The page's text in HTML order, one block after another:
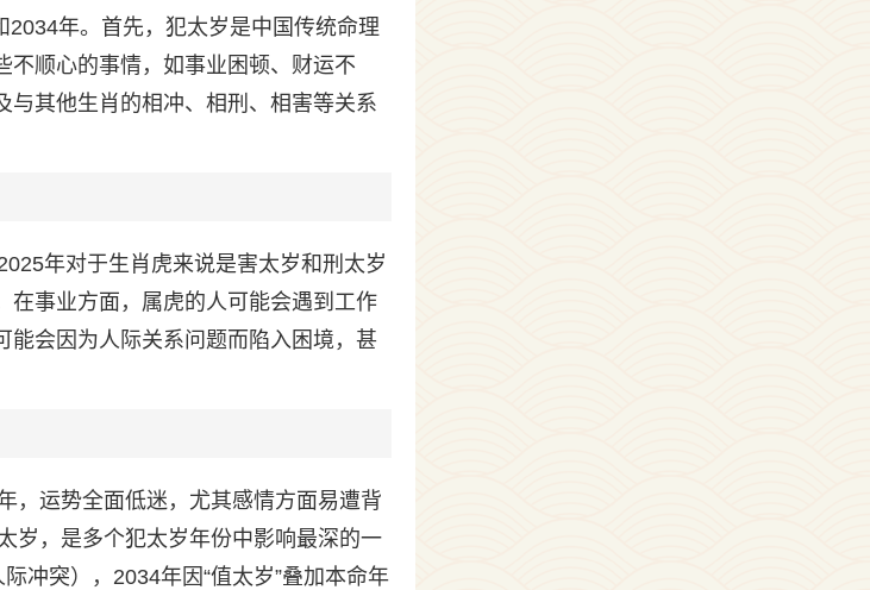
年。首先，犯太岁是中国传统命理
不顺心的事情，如事业困顿、财运不
与其他生肖的相冲、相刑、相害等关系
年对于生肖虎来说是害太岁和刑太岁
在事业方面，属虎的人可能会遇到工作
能会因为人际关系问题而陷入困境，甚
，运势全面低迷，尤其感情方面易遭背
岁，是多个犯太岁年份中影响最深的一
冲突），2034年因“值太岁”叠加本命年